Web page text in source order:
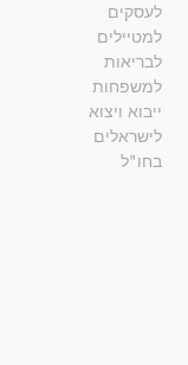
לעסקים
למטיילים
לבריאות
למשפחות
ייבוא ויצוא
לישראלים
בחו"ל